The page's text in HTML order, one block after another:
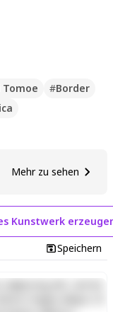
Tomoe #Border
Mehr zu sehen
Kunstwerk
Speichern
elit, sed do